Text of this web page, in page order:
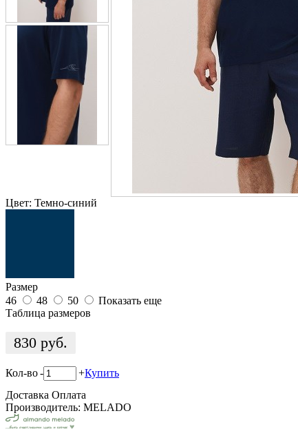
Цвет: Темно-синий
Размер
46
48 50
Показать еще
Таблица размеров
830 руб.
Кол-во- +Купить
Доставка Оплата
Производитель: MELADO